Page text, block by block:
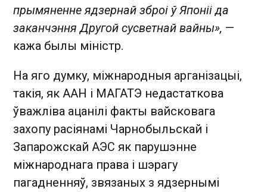
прымяненне ядзернай зброі ў Японіі да
заканчэння Другой сусветнай вайны», —
кажа былы міністр.
На яго думку, міжнародныя арганізацыі,
такія, як ААН і МАГАТЭ недастаткова
ўважліва ацанілі факты вайсковага
захопу расіянамі Чарнобыльскай і
Запарожскай АЭС як парушэнне
міжнароднага права і шэрагу
пагадненняў, звязаных з ядзернымі